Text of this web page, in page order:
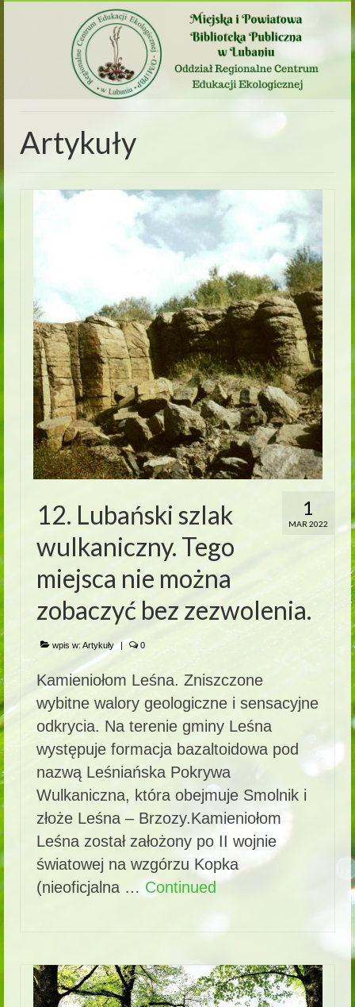
Artykuły
1
MAR 2022
12. Lubański szlak
wulkaniczny. Tego
miejsca nie można
zobaczyć bez zezwolenia.
wpis w: Artykuły | 0
Kamieniołom Leśna. Zniszczone
wybitne walory geologiczne i sensacyjne
odkrycia. Na terenie gminy Leśna
występuje formacja bazaltoidowa pod
nazwą Leśniańska Pokrywa
Wulkaniczna, która obejmuje Smolnik i
złoże Leśna – Brzozy.Kamieniołom
Leśna został założony po II wojnie
światowej na wzgórzu Kopka
(nieoficjalna … Continued